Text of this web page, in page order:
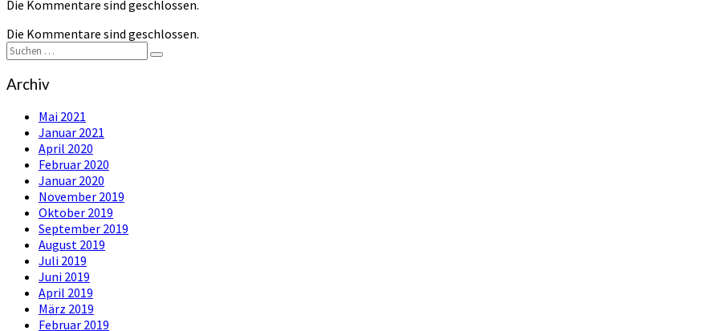
Die Kommentare sind geschlossen.
Die Kommentare sind geschlossen.
Suchen
nach:
Suchen
Archiv
Mai 2021
Januar 2021
April 2020
Februar 2020
Januar 2020
November 2019
Oktober 2019
September 2019
August 2019
Juli 2019
Juni 2019
April 2019
März 2019
Februar 2019